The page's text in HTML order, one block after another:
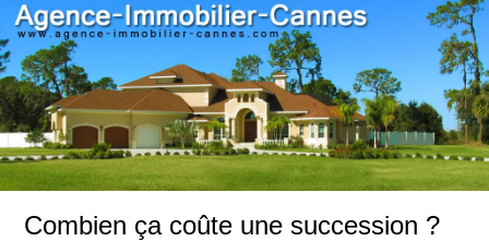
Combien ça coûte une succession ?